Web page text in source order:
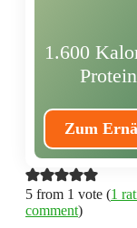
1.600
Zum
5 from 1 vote (1
comment)